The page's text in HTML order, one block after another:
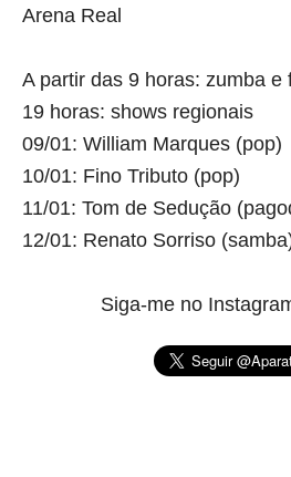
Arena Real
A partir das 9 horas: zumba e
19 horas: shows regionais
09/01: William Marques (pop)
10/01: Fino Tributo (pop)
11/01: Tom de Sedução
12/01: Renato Sorriso
Siga-me no